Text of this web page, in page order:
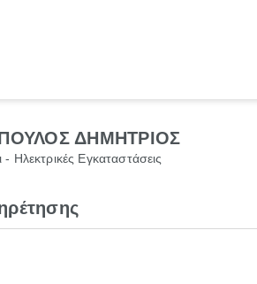
ΔΗΜΗΤΡΙΟΣ
- Ηλεκτρικές Εγκαταστάσεις